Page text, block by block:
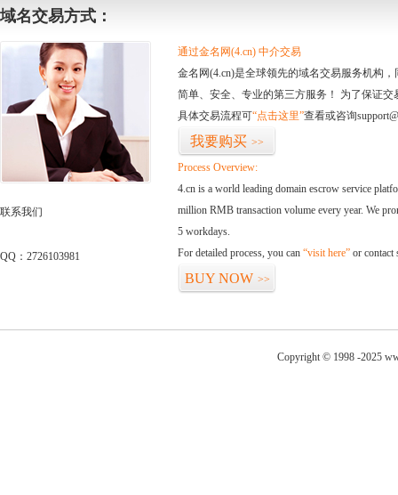
域名交易方式：
联系我们
QQ：2726103981
通过金名网(4.cn) 中介交易
金名网(4.cn)是全球领先的域名交易服务机构
简单、安全、专业的第三方服务！ 为了保证
具体交易流程可“点击这里”查看或咨询
我要购买 >>
Process Overview:
4.cn is a world leading domain escrow service
million RMB transaction volume every year. We
5 workdays.
For detailed process, you can “visit here” or contact
BUY NOW >>
Copyright © 1998 -2025